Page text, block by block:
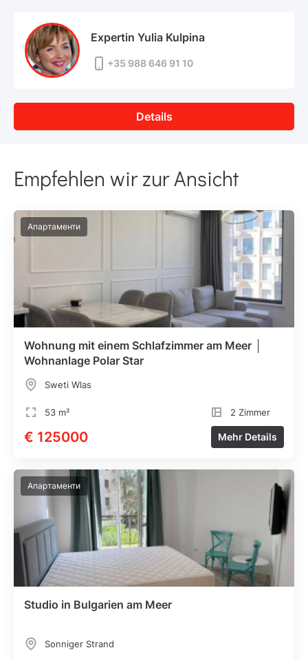
Expertin Yulia Kulpina
+35 988 646 91 10
Details
Empfehlen wir zur Ansicht
Апартаменти
Wohnung mit einem Schlafzimmer am Meer │
Wohnanlage Polar Star
Sweti Wlas
53 m² 2 Zimmer
€ 125000 Mehr Details
Апартаменти
Studio in Bulgarien am Meer
Sonniger Strand